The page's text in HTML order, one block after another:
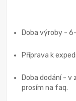
Doba výroby -
Příprava k
Doba dodání - v
prosím na faq.